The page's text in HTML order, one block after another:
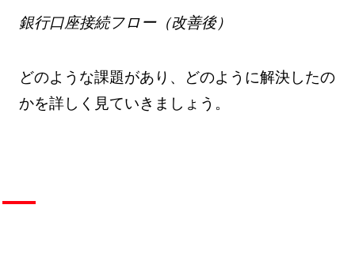
銀行口座接続フロー（改善後）
どのような課題があり、どのように解決したの
かを詳しく見ていきましょう。